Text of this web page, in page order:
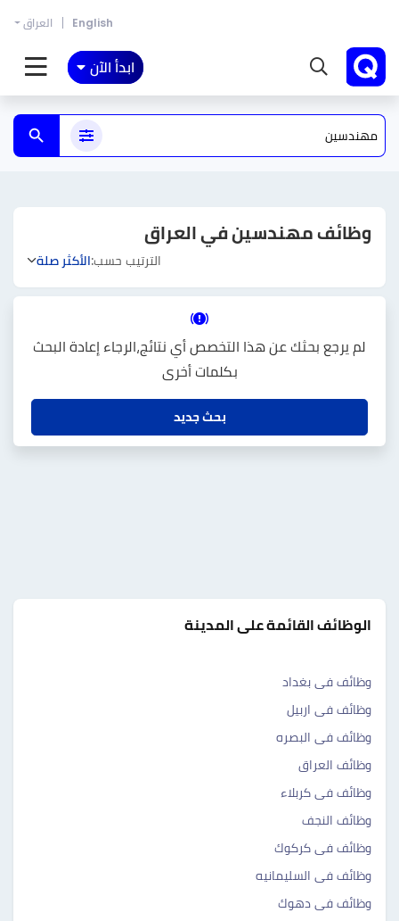
English العراق
ابدأ الآن
وظائف مهندسين في العراق
الترتيب حسب:الأكثر صلة
لم يرجع بحثك عن هذا التخصص أي نتائج،الرجاء إعادة البحث
بكلمات أخرى
بحث جديد
الوظائف القائمة على المدينة
وظائف فى بغداد
وظائف فى اربيل
وظائف فى البصره
وظائف العراق
وظائف فى كربلاء
وظائف النجف
وظائف فى كركوك
وظائف فى السليمانيه
وظائف فى دهوك